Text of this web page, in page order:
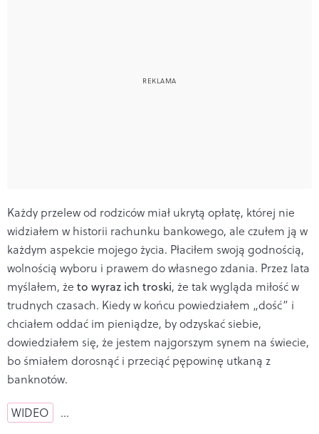
Każdy przelew od rodziców miał ukrytą opłatę, której nie
widziałem w historii rachunku bankowego, ale czułem ją w
każdym aspekcie mojego życia. Płaciłem swoją godnością,
wolnością wyboru i prawem do własnego zdania. Przez lata
myślałem, że to wyraz ich troski, że tak wygląda miłość w
trudnych czasach. Kiedy w końcu powiedziałem „dość” i
chciałem oddać im pieniądze, by odzyskać siebie,
dowiedziałem się, że jestem najgorszym synem na świecie,
bo śmiałem dorosnąć i przeciąć pępowinę utkaną z
banknotów.
WIDEO …